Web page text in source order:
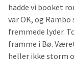
hadde vi booket
var OK, og
fremmede lyder.
framme i Bø.
heller ikke storm